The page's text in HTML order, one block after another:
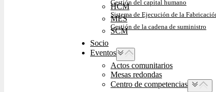
HCM
Gestión del capital humano
MES
Sistema de Ejecución de la
SCM
Gestión de la cadena de suministro
Socio
Eventos
Actos comunitarios
Mesas redondas
Centro de competencias